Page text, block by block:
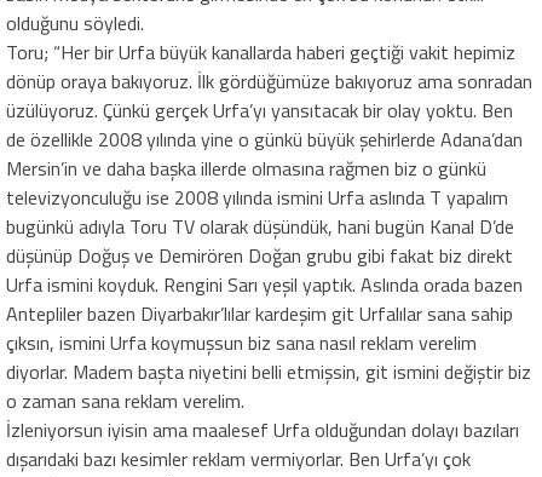
olduğunu söyledi.
Toru; “Her bir Urfa büyük kanallarda haberi geçtiği vakit hepimiz
dönüp oraya bakıyoruz. İlk gördüğümüze bakıyoruz ama sonradan
üzülüyoruz. Çünkü gerçek Urfa’yı yansıtacak bir olay yoktu. Ben
de özellikle 2008 yılında yine o günkü büyük şehirlerde Adana’dan
Mersin’in ve daha başka illerde olmasına rağmen biz o günkü
televizyonculuğu ise 2008 yılında ismini Urfa aslında T yapalım
bugünkü adıyla Toru TV olarak düşündük, hani bugün Kanal D’de
düşünüp Doğuş ve Demirören Doğan grubu gibi fakat biz direkt
Urfa ismini koyduk. Rengini Sarı yeşil yaptık. Aslında orada bazen
Antepliler bazen Diyarbakır’lılar kardeşim git Urfalılar sana sahip
çıksın, ismini Urfa koymuşsun biz sana nasıl reklam verelim
diyorlar. Madem başta niyetini belli etmişsin, git ismini değiştir biz
o zaman sana reklam verelim.
İzleniyorsun iyisin ama maalesef Urfa olduğundan dolayı bazıları
dışarıdaki bazı kesimler reklam vermiyorlar. Ben Urfa’yı çok